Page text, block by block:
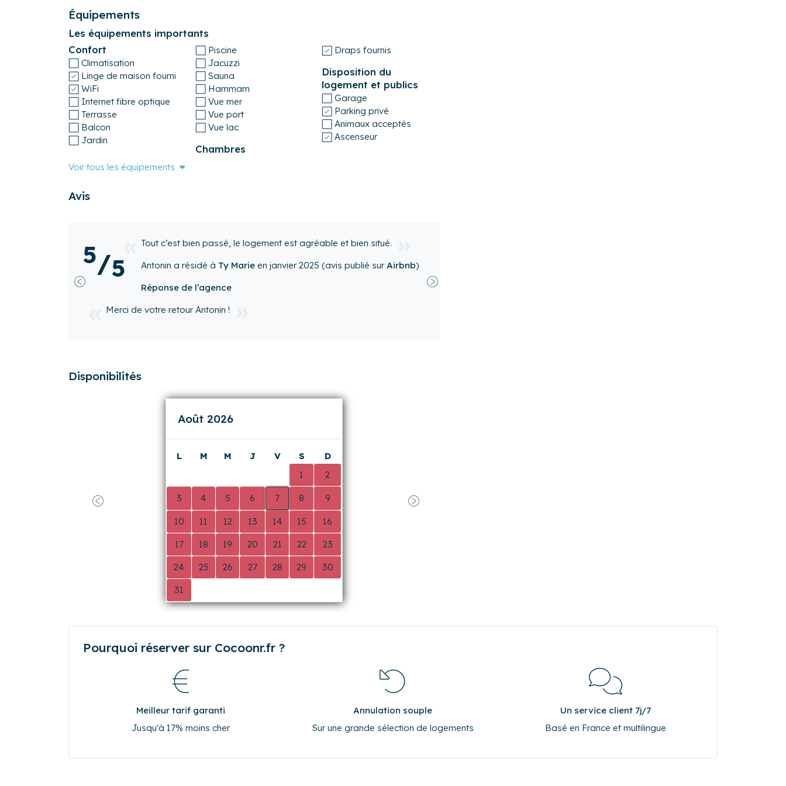
endroit sécurisé par un code, situé à 550 mètres du logement, soit environ 7 minutes à
pied.
Numéro d'enregistrement
35238000330A1
Équipements
Les équipements importants
Confort
Climatisation
Linge de maison fourni
WiFi
Internet fibre optique
Terrasse
Balcon
Jardin
Piscine
Jacuzzi
Sauna
Hammam
Vue mer
Vue port
Vue lac
Chambres
Draps fournis
Disposition du
logement et publics
Garage
Parking privé
Animaux acceptés
Ascenseur
Voir tous les équipements
Avis
5/5
Notre séjour à Ty Marie s'est très bien passé. C'est un bel
équipé. Les commerces sont à proximité ainsi que la gare.
Quelques améliorations sont à apporter mais qui n'empêchent pas
de passer un bon séjour.
Isabellea résidé àTy Marieenjanvier 2025
temps de partager vos impressions. Nous sommes ravis que vous ayez
passé un agréable séjour et apprécié la luminosité, le calme, l’espace, et la
décoration de l’appartement, ainsi que sa proximité avec les commerces et
Nous notons votre mention de quelques améliorations possibles et serions
ravis que vous puissiez nous en dire un peu plus. Vos retours sont très
précieux pour nous, car ils nous aident à toujours mieux répondre aux
attentes de nos hôtes. N’hésitez pas à partager plus de détails sur les
points qui pourraient être améliorés.
Nous espérons avoir le plaisir de vous accueillir à nouveau lors d’un prochain
L’équipe Cocoonr
Disponibilités
0
0 0 0 0 1 2